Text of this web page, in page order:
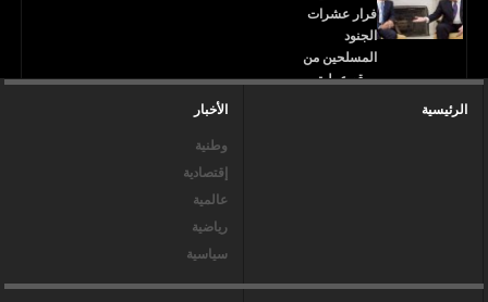
الرئيسية الأخبار
وطنية
إقتصادية
عالمية
رياضية
سياسية